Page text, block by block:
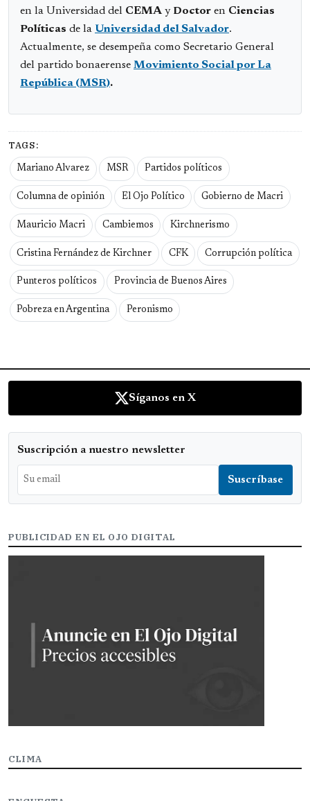
en la Universidad del CEMAy Doctor en Ciencias
Políticas de la Universidad del Salvador.
Actualmente, se desempeña como Secretario General
del partido bonaerense Movimiento Social por La
República (MSR).
TAGS:
Mariano Alvarez MSR Partidos políticos
Columna de opinión El Ojo Político Gobierno de Macri
Mauricio Macri Cambiemos Kirchnerismo
Cristina Fernández de Kirchner CFK Corrupción política
Punteros políticos Provincia de Buenos Aires
Pobreza en Argentina Peronismo
Síganos en X
Suscripción a nuestro newsletter
PUBLICIDAD EN EL OJO DIGITAL
CLIMA